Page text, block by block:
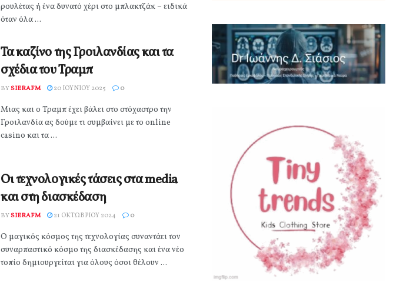
ρουλέτας ή ένα δυνατό χέρι στο μπλακτζάκ – ειδικά
όταν όλα ...
Τα καζίνο της Γροιλανδίας και τα
σχέδια του Τραμπ
BYSIERAFM 20 ΙΟΥΝΊΟΥ 2025 0
Μιας και ο Τραμπ έχει βάλει στο στόχαστρο την
Γροιλανδία ας δούμε τι συμβαίνει με το online
casino και τα ...
Οι τεχνολογικές τάσεις στα media
και στη διασκέδαση
BYSIERAFM 21 ΟΚΤΩΒΡΊΟΥ 2024 0
Ο μαγικός κόσμος της τεχνολογίας συναντάει τον
συναρπαστικό κόσμο της διασκέδασης και ένα νέο
τοπίο δημιουργείται για όλους όσοι θέλουν ...